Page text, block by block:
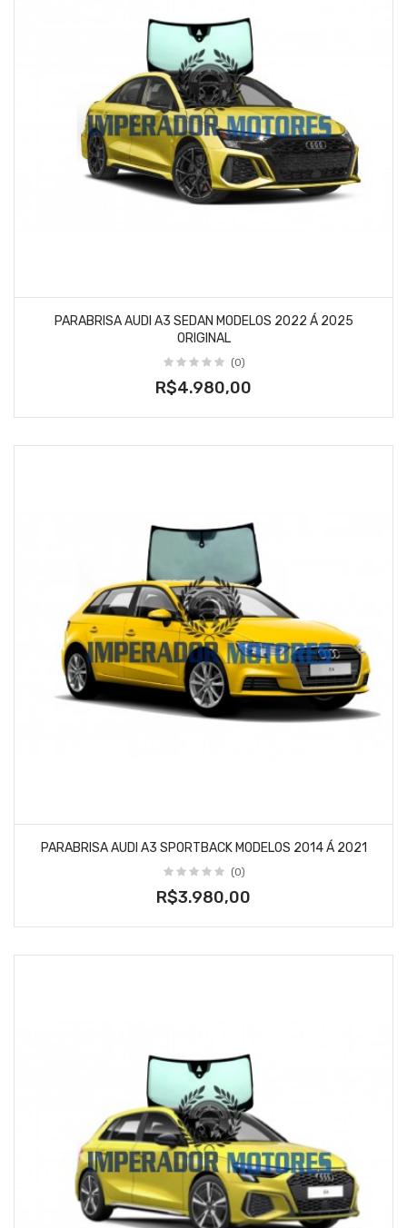
PARABRISA AUDI A3 SEDAN MODELOS 2022 Á 2025
ORIGINAL
(0)
R$4.980,00
PARABRISA AUDI A3 SPORTBACK MODELOS 2014 Á 2021
(0)
R$3.980,00